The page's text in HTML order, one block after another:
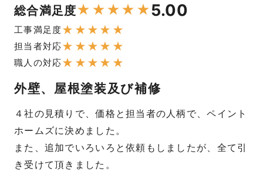
総合満足度★ ★★★ ★5.00
工事満足度★ ★ ★ ★ ★
担当者対応★ ★ ★ ★ ★
職人の対応★ ★ ★ ★ ★
外壁、屋根塗装及び補修
４社の見積りで、価格と担当者の人柄で、ペイント
ホームズに決めました。
また、追加でいろいろと依頼もしましたが、全て引
き受けて頂きました。